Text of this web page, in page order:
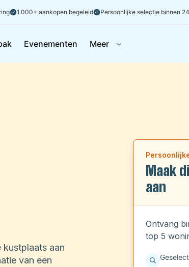
1.000+ aankopen begeleid Persoonlijke selectie binnen
Evenementen Meer
kustplaats aan
van een
Maak
aan
Ontvang
top 5